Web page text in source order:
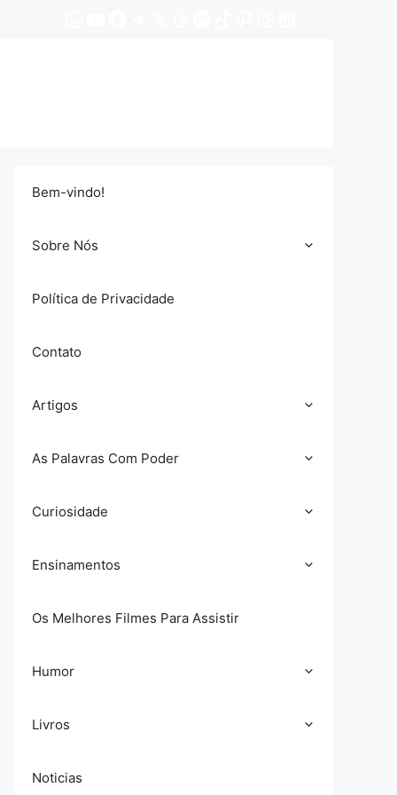
Bem-vindo!
Sobre Nós
Política de Privacidade
Contato
Artigos
As Palavras Com Poder
Curiosidade
Ensinamentos
Os Melhores Filmes Para Assistir
Humor
Livros
Noticias